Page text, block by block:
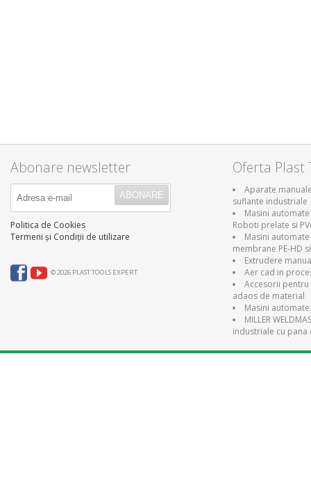
Abonare newsletter
Politica de Cookies
Termeni și Condiții de utilizare
© 2026 PLAST TOOLS EXPERT
Oferta Plast
Aparate
suflante industriale
Masini
Roboti prelate si
Masini
membrane PE-HD
Extrudere
Aer cad in
Accesorii pentru
adaos de material
Masini
MILLER
industriale cu pana